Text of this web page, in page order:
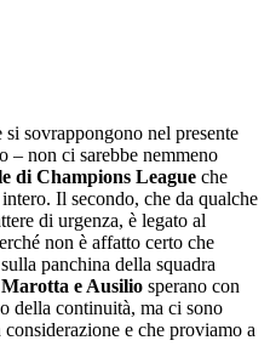
sovrappongono nel presente
– non ci sarebbe nemmeno
di Champions League che
Il secondo, che da qualche
di urgenza, è legato al
non è affatto certo che
panchina della squadra
Marotta e Ausilio sperano con
della continuità, ma ci sono
e che proviamo a